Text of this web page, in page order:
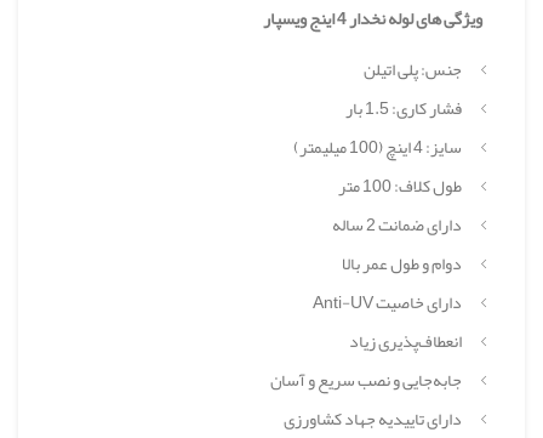
ویژگی های لوله نخدار 4 اینج ویسپار
جنس: پلی اتیلن
فشار کاری: 1.5 بار
سایز: 4 اینچ (100 میلیمتر)
طول کلاف: 100 متر
دارای ضمانت 2 ساله
دوام و طول عمر بالا
دارای خاصیت Anti-UV
انعطاف‌پذیری زیاد
جابه‌جایی و نصب سریع و آسان
دارای تاییدیه جهاد کشاورزی